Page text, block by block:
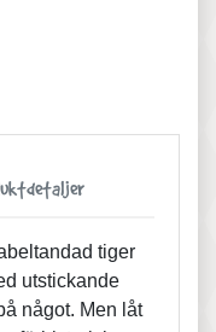
tiger
utstickande
något. Men låt